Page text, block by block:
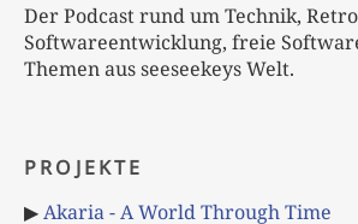
Der Podcast rund um Technik,
Softwareentwicklung, freie
Themen aus seeseekeys Welt.
PROJEKTE
▶Akaria - A World Through Time